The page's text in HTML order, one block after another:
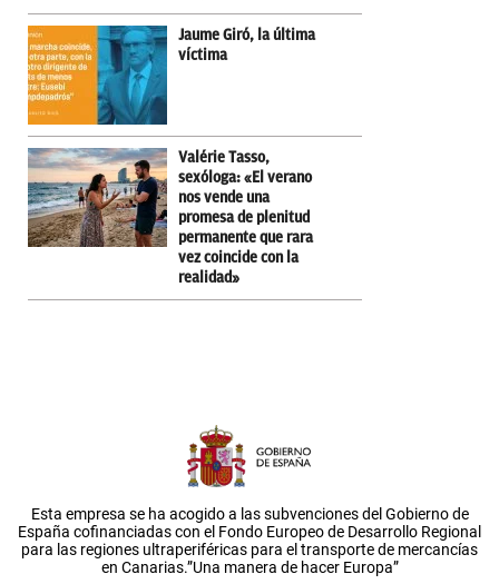
Jaume Giró, la última
víctima
Valérie Tasso,
sexóloga: «El verano
nos vende una
promesa de plenitud
permanente que rara
vez coincide con la
realidad»
Esta empresa se ha acogido a las subvenciones del Gobierno de
España cofinanciadas con el Fondo Europeo de Desarrollo Regional
para las regiones ultraperiféricas para el transporte de mercancías
en Canarias.”Una manera de hacer Europa”